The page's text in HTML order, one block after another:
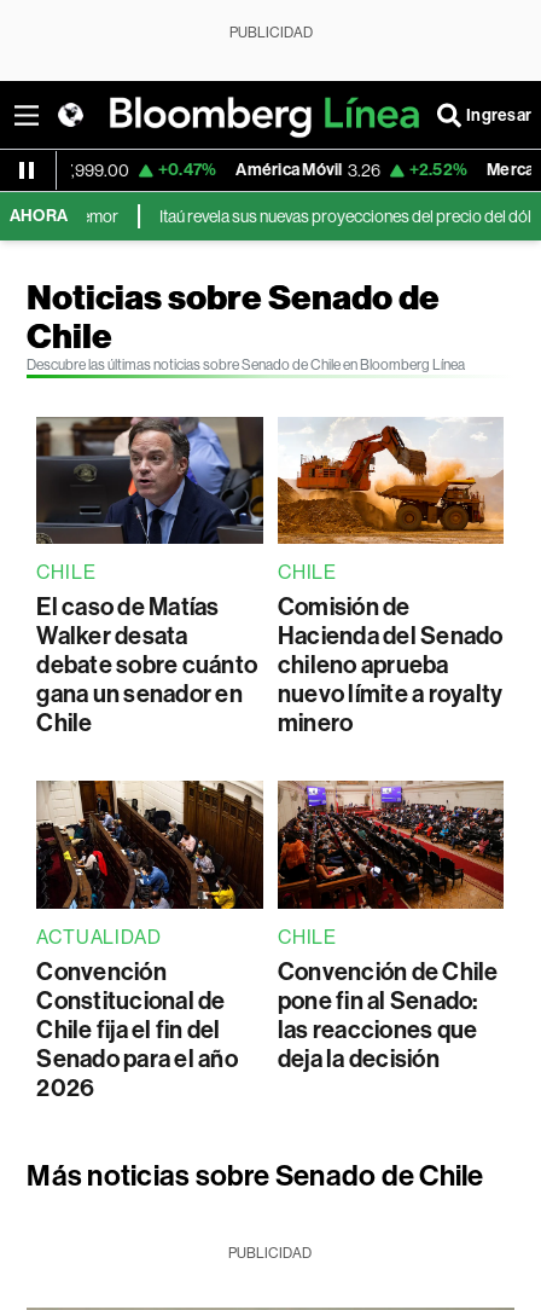
PUBLICIDAD
Ingresar
177,999.00 +0.47% América Móvil 3.26 +2.52%
AHORA
el temor Itaú revela sus nuevas proyecciones del precio del dólar en
Noticias sobre Senado de
Chile
Descubre las últimas noticias sobre Senado de Chile en Bloomberg Línea
CHILE
El caso de Matías
Walker desata
debate sobre cuánto
gana un senador en
Chile
CHILE
Comisión de
Hacienda del Senado
chileno aprueba
nuevo límite a royalty
minero
ACTUALIDAD
Convención
Constitucional de
Chile fija el fin del
Senado para el año
2026
CHILE
Convención de Chile
pone fin al Senado:
las reacciones que
deja la decisión
Más noticias sobre Senado de Chile
PUBLICIDAD